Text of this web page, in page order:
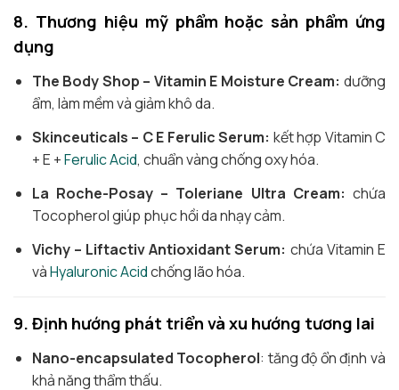
8. Thương hiệu mỹ phẩm hoặc sản phẩm ứng
dụng
The Body Shop – Vitamin E Moisture Cream: dưỡng
ẩm, làm mềm và giảm khô da.
Skinceuticals – C E Ferulic Serum: kết hợp Vitamin C
+ E +Ferulic Acid, chuẩn vàng chống oxy hóa.
La Roche-Posay – Toleriane Ultra Cream: chứa
Tocopherol giúp phục hồi da nhạy cảm.
Vichy – Liftactiv Antioxidant Serum: chứa Vitamin E
vàHyaluronic Acidchống lão hóa.
9. Định hướng phát triển và xu hướng tương lai
Nano-encapsulated Tocopherol: tăng độ ổn định và
khả năng thẩm thấu.